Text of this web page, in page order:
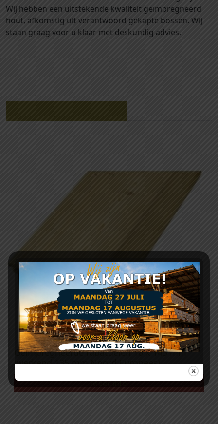
Wij hebben een uitstekende kwaliteit geïmpregneerd
hout, afkomstig uit verantwoord gekapte bossen. Wij
staan graag voor u klaar met deskundig advies.
Geïmpregneerde rabatdelen 18 x 145 mm
(werkend 135 mm Noord Europees)
Meer info